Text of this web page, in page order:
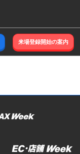
来場登録開始の案内